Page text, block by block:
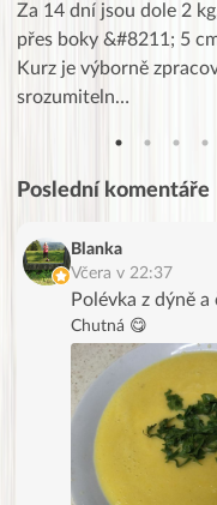
Za 14 dní jsou dole 2
přes boky &#8211; 5
Kurz je výborně
srozumiteln…
Poslední komentáře
Blanka
Včera v 22:37
Polévka z dýně
Chutná 😋